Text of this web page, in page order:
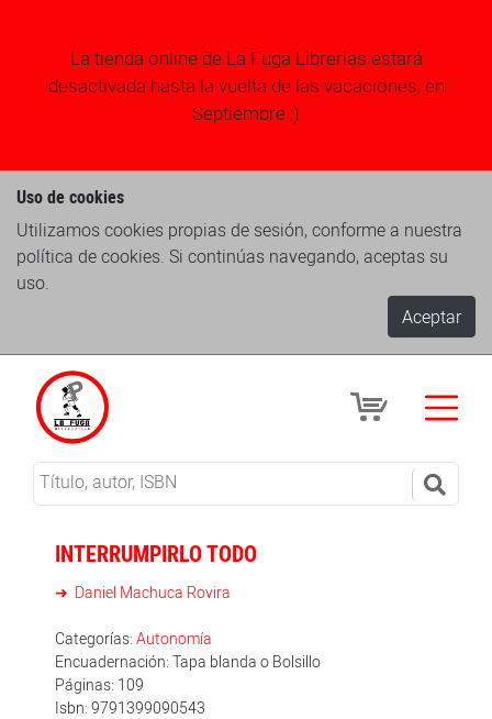
La tienda online de La Fuga Librerias estará
desactivada hasta la vuelta de las vacaciones, en
Septiembre ;)
Uso de cookies
Utilizamos cookies propias de sesión, conforme a nuestra
política de cookies. Si continúas navegando, aceptas su
uso.
Aceptar
INTERRUMPIRLO TODO
Daniel Machuca Rovira
Categorías: Autonomía
Encuadernación: Tapa blanda o Bolsillo
Páginas: 109
Isbn: 9791399090543